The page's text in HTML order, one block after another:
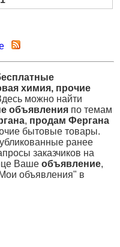
химия, прочие
можно найти
объявления по темам
, продам Фергана
бытовые товары.
ранее
заказчиков на
Ваше объявление,
объявления" в